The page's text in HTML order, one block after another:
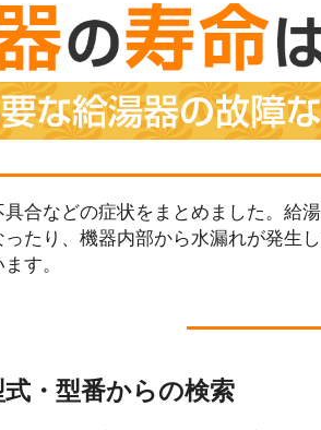
合などの症状をまとめました。給
たり、機器内部から水漏れが発生
す。
・型番からの検索